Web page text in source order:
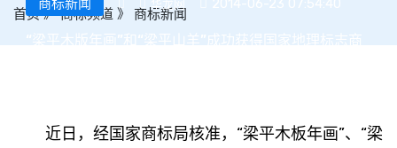
首页》商标频道 》 商标新闻
华龙网
“梁平木版年画”和“梁平山羊”成功获得国家地理标志商
近日，经国家商标局核准，“梁平木板年画”、“梁